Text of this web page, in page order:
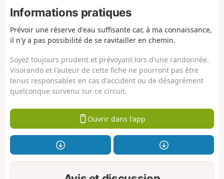
Informations pratiques
Prévoir une réserve d'eau suffisante car, à ma connaissance,
il n'y a pas possibilité de se ravitailler en chemin.
Soyez toujours prudent et prévoyant lors d'une randonnée.
Visorando et l'auteur de cette fiche ne pourront pas être
tenus responsables en cas d'accident ou de désagrément
quelconque survenu sur ce circuit.
Ouvrir dans l'app